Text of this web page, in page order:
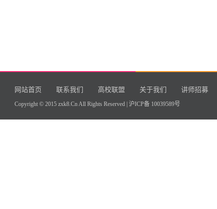
网站首页 联系我们 高校联盟 关于我们 讲师招募
Copyright © 2015 zxk8.Cn All Rights Reserved | 沪ICP备 10039589号